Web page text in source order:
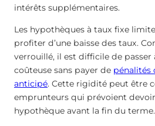
intérêts supplémentaires.
Les hypothèques à taux fixe
profiter d’une baisse des taux.
verrouillé, il est difficile de
coûteuse sans payer de pénalités
anticipé. Cette rigidité peut être
emprunteurs qui prévoient
hypothèque avant la fin du terme.